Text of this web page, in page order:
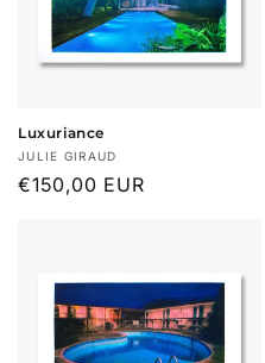
Luxuriance
Fournisseur :
JULIE GIRAUD
Prix
€150,00 EUR